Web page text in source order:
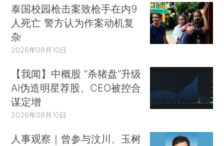
泰国校园枪击案致枪手在内9
人死亡 警方认为作案动机复
杂
2026年08月10日
【我闻】中概股 “杀猪盘”升级
AI伪造明星荐股、CEO被控合
谋定增
2026年08月10日
人事观察｜曾参与汶川、玉树